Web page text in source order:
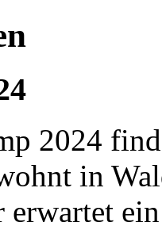
2024
in
erwartet